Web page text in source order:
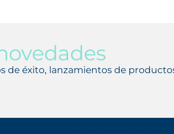
de éxito, lanzamientos de